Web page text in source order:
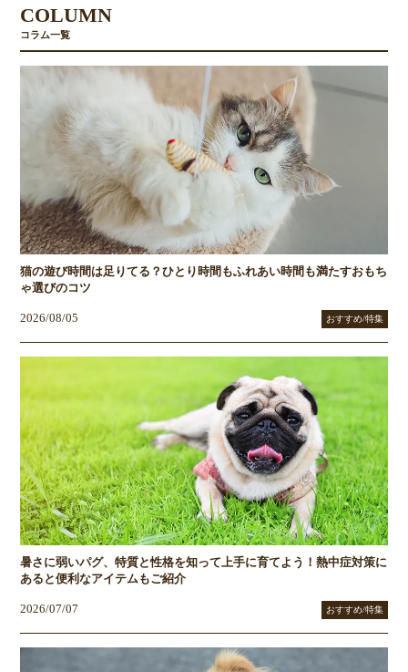
COLUMN
コラム一覧
猫の遊び時間は足りてる？ひとり時間もふれあい時間も満たすおもち
ゃ選びのコツ
2026/08/05 おすすめ/特集
暑さに弱いパグ、特質と性格を知って上手に育てよう！熱中症対策に
あると便利なアイテムもご紹介
2026/07/07 おすすめ/特集